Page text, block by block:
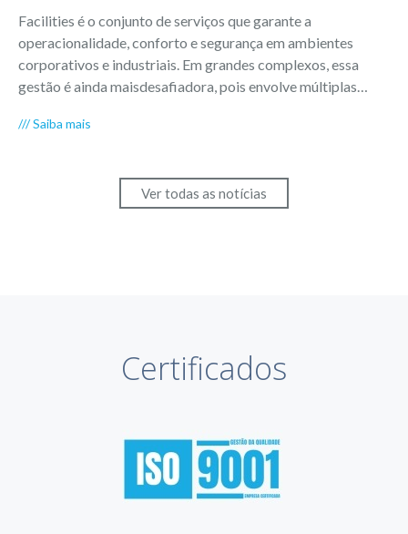
Facilities é o conjunto de serviços que garante a
operacionalidade, conforto e segurança em ambientes
corporativos e industriais. Em grandes complexos, essa
gestão é ainda maisdesafiadora, pois envolve múltiplas
coordenada.
/// Saiba mais
Ver todas as notícias
Certificados